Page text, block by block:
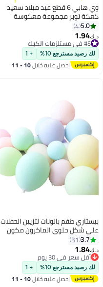
وي هابي 6 قطع عيد ميلاد سعيد
كعكة توبر مجموعة معكوسة
الاكريليك كب كيك توبر مثالية للزينة
أو لوازم الحفلات
5.0
4
د.ك‏1.94
#5 في مستلزمات الكيك
#5 في مستلزمات الكيك
لك رصيد مسترجع 10% + 1
احصل عليه خلال 10 - 11
بيستاري طقم بالونات لتزيين الحفلات
على شكل حلوى الماكرون مكون
من 100 قطعة 12بوصة3.7
31
د.ك‏1.84
أقل سعر في 30 يوم
أقل سعر في 30 يوم
لك رصيد مسترجع 10% + 1
احصل عليه خلال 10 - 11